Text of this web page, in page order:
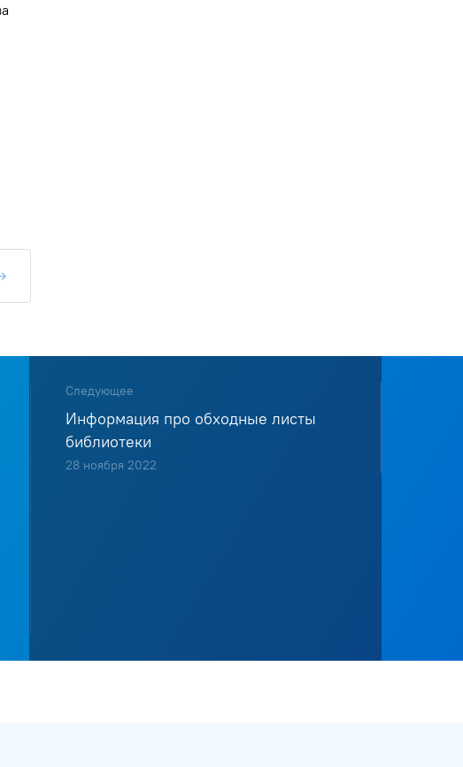
Следующее
Информация про обходные листы
библиотеки
28 ноября 2022